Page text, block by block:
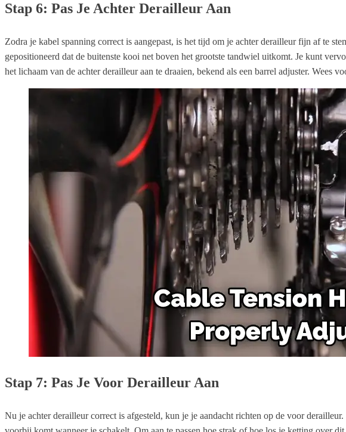
Stap 6: Pas Je Achter Derailleur Aan
Zodra je kabel spanning correct is aangepast, is het tijd om je achter derailleur fijn af te
gepositioneerd dat de buitenste kooi net boven het grootste tandwiel uitkomt. Je kunt
het lichaam van de achter derailleur aan te draaien, bekend als een barrel adjuster. Wees
Stap 7: Pas Je Voor Derailleur Aan
Nu je achter derailleur correct is afgesteld, kun je je aandacht richten op de voor